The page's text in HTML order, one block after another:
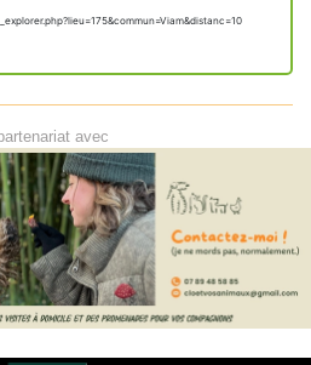
avec